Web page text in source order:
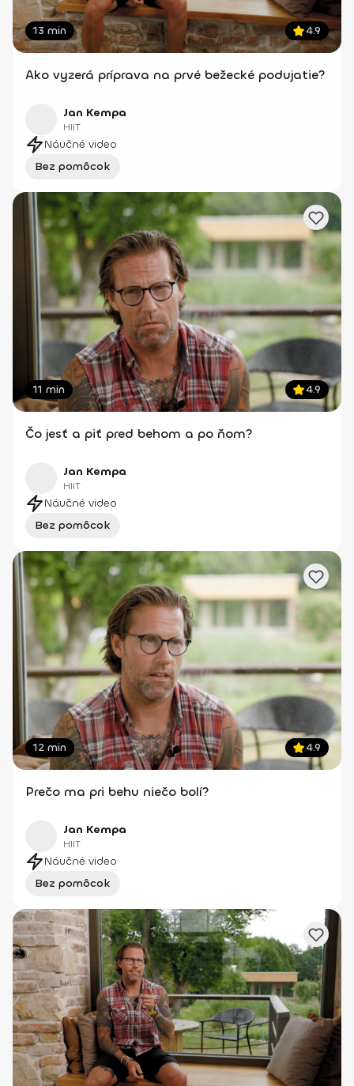
13 min 4.9
Ako vyzerá príprava na prvé bežecké podujatie?
Jan Kempa
HIIT
Náučné video
Bez pomôcok
11 min 4.9
Čo jesť a piť pred behom a po ňom?
Jan Kempa
HIIT
Náučné video
Bez pomôcok
12 min 4.9
Prečo ma pri behu niečo bolí?
Jan Kempa
HIIT
Náučné video
Bez pomôcok